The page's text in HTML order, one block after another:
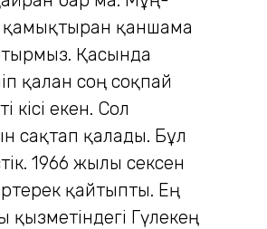
қамықтырған қаншама
Қасында
қалған соң соқпай
кісі екен. Сол
сақтап қалады. Бұл
1966 жылы сексен
қайтыпты. Ең
қызметіндегі Гүлекең